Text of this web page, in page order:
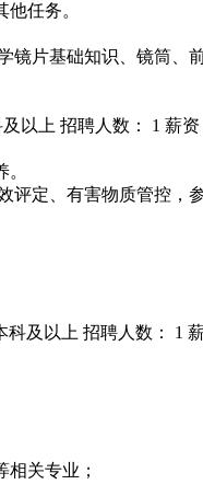
任务。
片基础知识、镜筒、
以上 招聘人数： 1 薪资
定、有害物质管控，
科及以上 招聘人数： 1
关专业；